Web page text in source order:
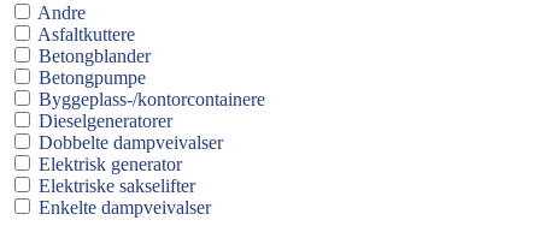
Andre
Asfaltkuttere
Betongblander
Betongpumpe
Byggeplass-/kontorcontainere
Dieselgeneratorer
Dobbelte dampveivalser
Elektrisk generator
Elektriske sakselifter
Enkelte dampveivalser